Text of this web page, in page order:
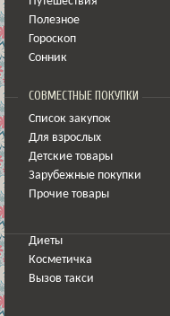
Полезное
Гороскоп
Сонник
СОВМЕСТНЫЕ ПОКУПКИ
Список закупок
Для взрослых
Детские товары
Зарубежные покупки
Прочие товары
Диеты
Косметичка
Вызов такси